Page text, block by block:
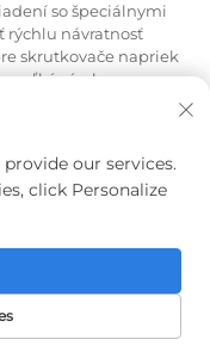
so špeciálnymi
rýchlu návratnosť
skrutkovače napriek
veľký výrobca s
Rozhodnutie
nie len na
proces od
prijatie
riešení
our services.
click Personalize